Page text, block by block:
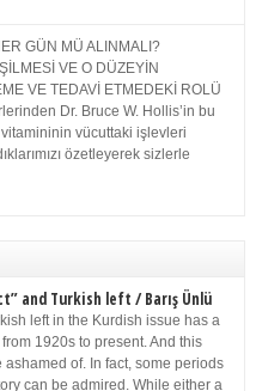
GÜN MÜ ALINMALI?
VE O DÜZEYİN
VE TEDAVİ ETMEDEKİ ROLÜ
Dr. Bruce W. Hollis’in bu
vücuttaki işlevleri
özetleyerek sizlerle
and Turkish left / Barış Ünlü
left in the Kurdish issue has a
1920s to present. And this
ashamed of. In fact, some periods
can be admired. While either a